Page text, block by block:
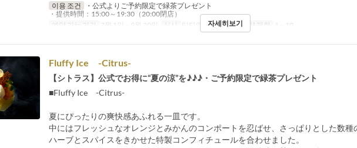
이용 조건
・公式よりご予約限定で緑茶プレゼント
・提供時間：15:00～19:30（20:00閉店）
예약 가능 기간
7월 1일 ~ 9월 30일 식사 티타임, 저녁 주문 수량 제한 1 ~ 10
자세히보기
Fluffy Ice -Citrus-
【シトラス】公式でお得に“夏の涼”を♪♪♪・ご予約限定で緑茶プレゼント
■Fluffy Ice -Citrus-
夏にぴったりの爽快感あふれる一皿です。
中にはフレッシュなオレンジとみかんのコンポートを忍ばせ、さっぱりとした数種
ハーブとスパイスをきかせた特製コンフィチュールを合わせました。